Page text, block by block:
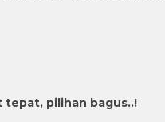
tepat, pilihan bagus..!